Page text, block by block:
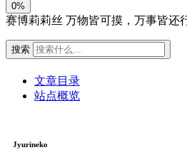
0%
赛博莉莉丝 万物皆可摸，万事皆还
搜索
文章目录
站点概览
Jyurineko